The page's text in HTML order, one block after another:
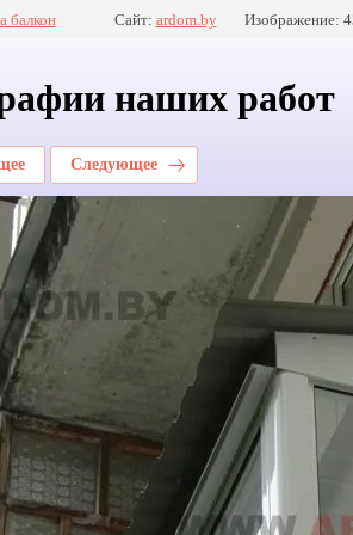
балкон Сайт: ardom.by Изображение:
наших работ
Следующее